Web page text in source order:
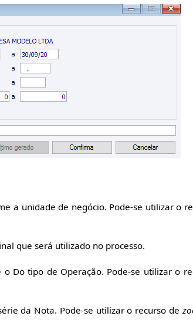
a unidade de negócio. Pode-se utilizar o
que será utilizado no processo.
Do tipo de Operação. Pode-se utilizar o
da Nota. Pode-se utilizar o recurso de